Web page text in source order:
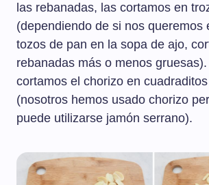
las rebanadas, las cortamos en
(dependiendo de si nos queremos
tozos de pan en la sopa de ajo,
rebanadas más o menos
cortamos el chorizo en
(nosotros hemos usado chorizo
puede utilizarse jamón serrano).